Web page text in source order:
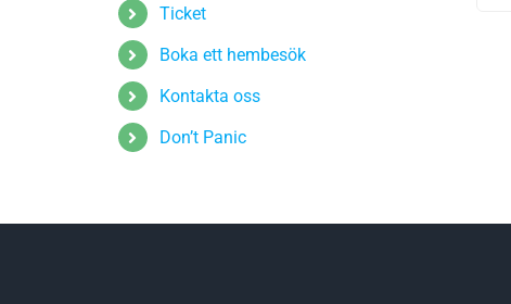
Ticket
Boka ett hembesök
Kontakta oss
Don’t Panic